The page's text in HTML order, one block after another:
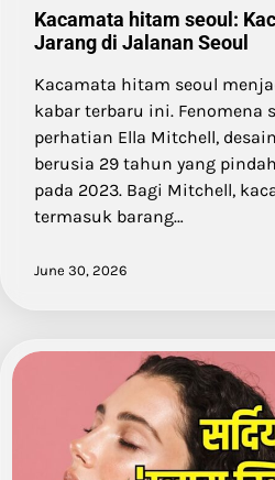
Kacamata hitam seoul:
Jarang di Jalanan Seoul
Kacamata hitam seoul
kabar terbaru ini. Fenomena
perhatian Ella Mitchell,
berusia 29 tahun yang
pada 2023. Bagi Mitchell,
termasuk barang…
June 30, 2026